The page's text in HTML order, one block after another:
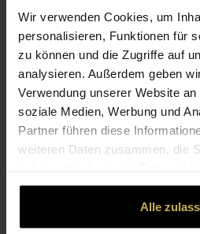
Wir verwenden Cookies, um
personalisieren, Funktionen für
zu können und die Zugriffe auf
analysieren. Außerdem geben
Verwendung unserer Website
soziale Medien, Werbung und
Partner führen diese
weiteren Daten zusammen, die
gesammelt haben.
Alle
Erkel, Silke
Am Burghof 2
34431 Marsberg
02992-44 05
02992-977 67 30